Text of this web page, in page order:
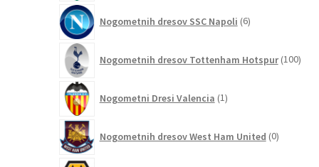
Nogometnih dresov SSC Napoli 6izdelkov
Nogometnih dresov Tottenham Hotspur 100
Nogometni Dresi Valencia 1izdelek
Nogometnih dresov West Ham United 0izdelkov